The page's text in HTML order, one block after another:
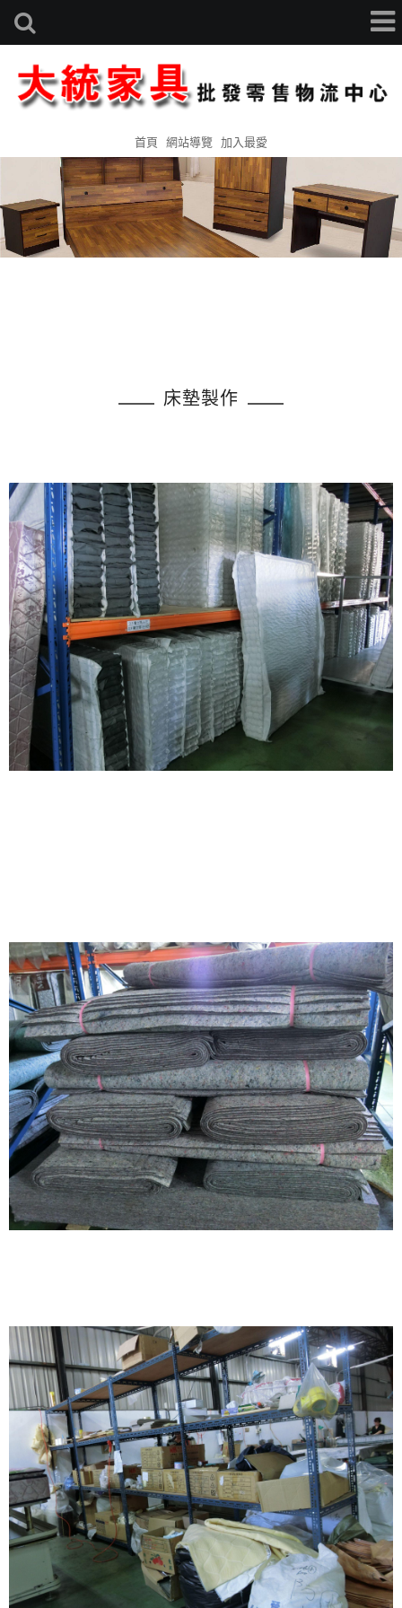
首頁 網站導覽 加入最愛
床墊製作